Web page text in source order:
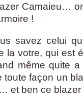
Camaieu…
!
savez celui
la votre, qui est
même quite
toute façon un
et ben ce blazer